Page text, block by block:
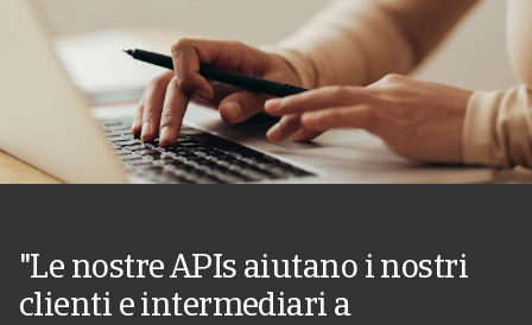
"Le nostre APIs aiutano i nostri
clienti e intermediari a